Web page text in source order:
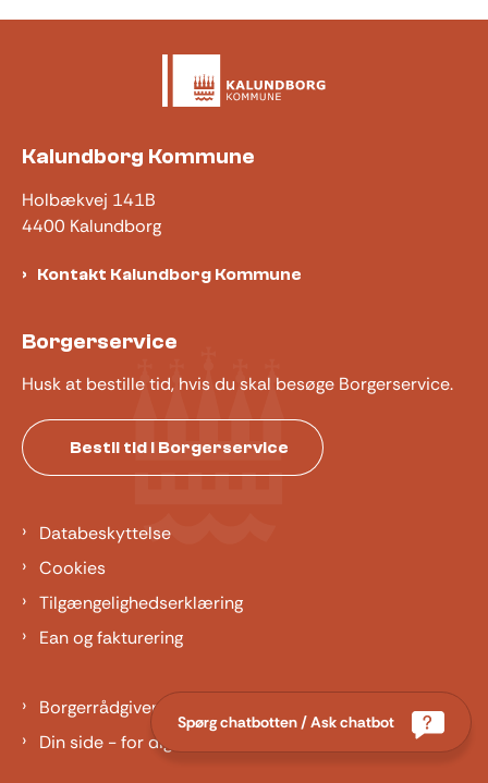
Kalundborg Kommune
Holbækvej 141B
4400 Kalundborg
Kontakt Kalundborg Kommune
Borgerservice
Husk at bestille tid, hvis du skal besøge Borgerservice.
Bestil tid i Borgerservice
Databeskyttelse
Cookies
Tilgængelighedserklæring
Ean og fakturering
Borgerrådgiver
Din side - for dig der er barn eller ung
Spørg chatbotten / Ask chatbot